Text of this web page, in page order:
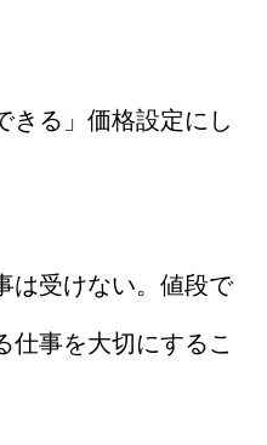
きる」価格設定にし
は受けない。値段で
仕事を大切にするこ